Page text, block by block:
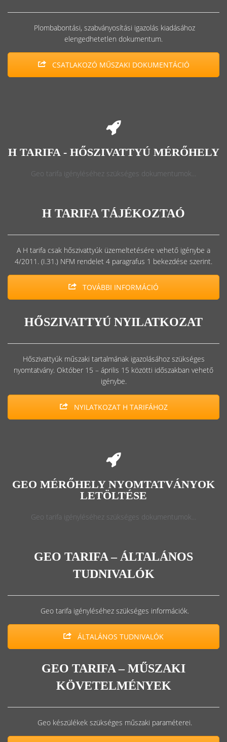
Plombabontási, szabványosítási igazolás kiadásához
elengedhetetlen dokumentum.
CSATLAKOZÓ MŰSZAKI DOKUMENTÁCIÓ
H TARIFA - HŐSZIVATTYÚ MÉRŐHELY
Geo tarifa igényléséhez szükséges dokumentumok...
H TARIFA TÁJÉKOZTAÓ
A H tarifa csak hőszivattyúk üzemeltetésére vehető igénybe a
4/2011. (I.31.) NFM rendelet 4 paragrafus 1 bekezdése szerint.
TOVÁBBI INFORMÁCIÓ
HŐSZIVATTYÚ NYILATKOZAT
Hőszivattyúk műszaki tartalmának igazolásához szükséges
nyomtatvány. Október 15 – április 15 közötti időszakban vehető
igénybe.
NYILATKOZAT H TARIFÁHOZ
GEO MÉRŐHELY NYOMTATVÁNYOK
LETÖLTÉSE
Geo tarifa igényléséhez szükséges dokumentumok...
GEO TARIFA – ÁLTALÁNOS
TUDNIVALÓK
Geo tarifa igényléséhez szükséges információk.
ÁLTALÁNOS TUDNIVALÓK
GEO TARIFA – MŰSZAKI
KÖVETELMÉNYEK
Geo készülékek szükséges műszaki paraméterei.